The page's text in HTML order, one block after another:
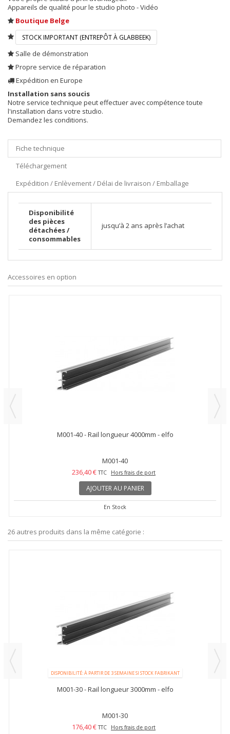
Appareils de qualité pour le studio photo - Vidéo
Boutique Belge
STOCK IMPORTANT (ENTREPÔT À GLABBEEK)
Salle de démonstration
Propre service de réparation
Expédition en Europe
Installation sans soucis
Notre service technique peut effectuer avec compétence toute
l'installation dans votre studio.
Demandez les conditions.
Fiche technique
Téléchargement
Expédition / Enlèvement / Délai de livraison / Emballage
Disponibilité
des pièces
détachées /
consommables
jusqu’à 2 ans après l’achat
Accessoires en option
M001-40 - Rail longueur 4000mm - elfo
M001-40
236,40 € TTC Hors frais de port
AJOUTER AU PANIER
En Stock
26 autres produits dans la même catégorie :
DISPONIBILITÉ: À PARTIR DE 3 SEMAINE SI STOCK FABRIKANT
M001-30 - Rail longueur 3000mm - elfo
M001-30
176,40 € TTC Hors frais de port